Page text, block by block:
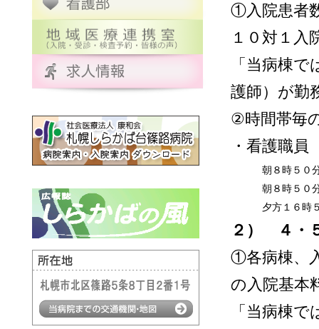
①入院患者
１０対１入
「当病棟
護師）が勤
②時間帯毎
・看護職員
朝８時５０
朝８時５０
夕方１６時
２） ４・
①各病棟、
の入院基本
「当病棟